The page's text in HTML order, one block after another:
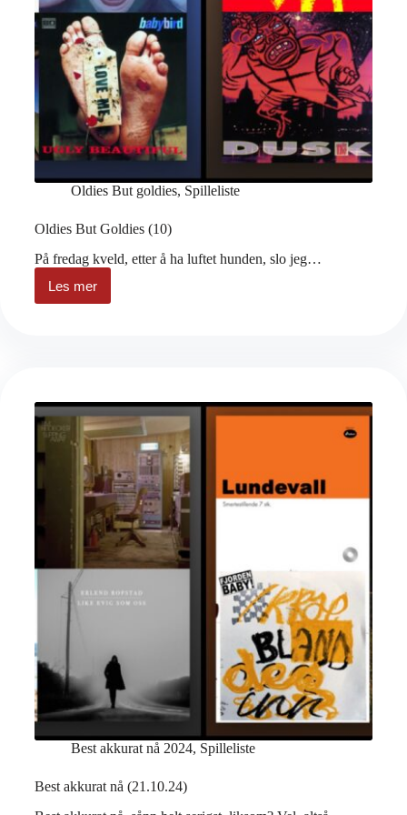
Oldies But goldies, Spilleliste
Oldies But Goldies (10)
På fredag kveld, etter å ha luftet hunden, slo jeg…
Les mer
Oldies
But
Best akkurat nå 2024, Spilleliste
Best akkurat nå (21.10.24)